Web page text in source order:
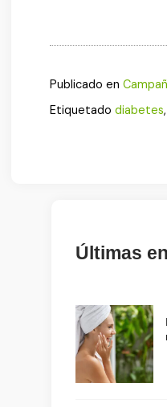
Publicado en
Etiquetadodiabetes
Últimas